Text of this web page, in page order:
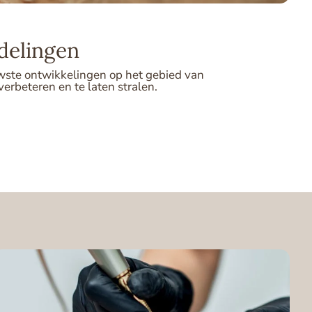
ontwikkelingen op het gebied van
en te laten stralen.